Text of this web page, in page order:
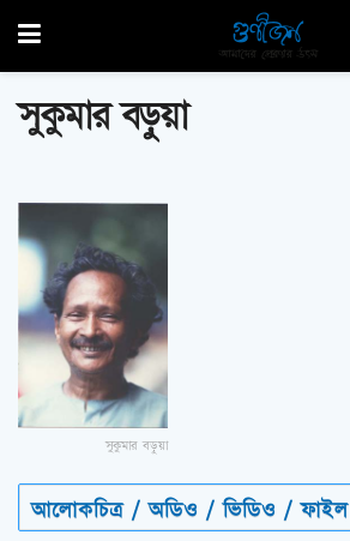
সুকুমার বড়ুয়া
সুকুমার বড়ুয়া
আলোকচিত্র / অডিও / ভিডিও / ফাইল